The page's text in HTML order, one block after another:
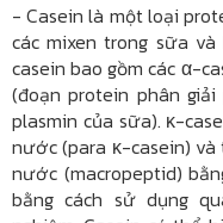
-Casein là một loại
các mixen trong sữa
casein bao gồm các α-
(đoạn protein phân
plasmin của sữa). κ-
nước (para κ-casein)
nước (macropeptid)
bằng cách sử dụng